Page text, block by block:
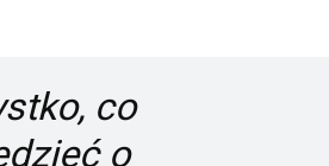
co
o